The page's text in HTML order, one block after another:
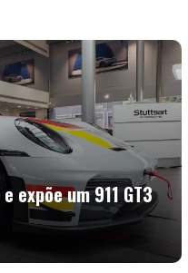
um 911 GT3